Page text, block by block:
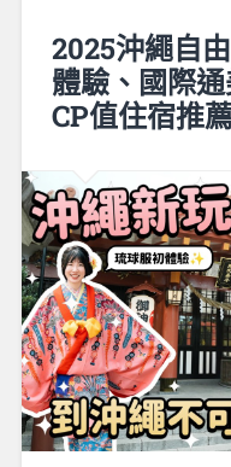
2025沖繩自
體驗、國際
CP值住宿推